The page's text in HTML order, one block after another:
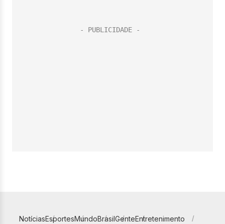
NotíciasEsportesMundoBrasilGenteEntretenimento